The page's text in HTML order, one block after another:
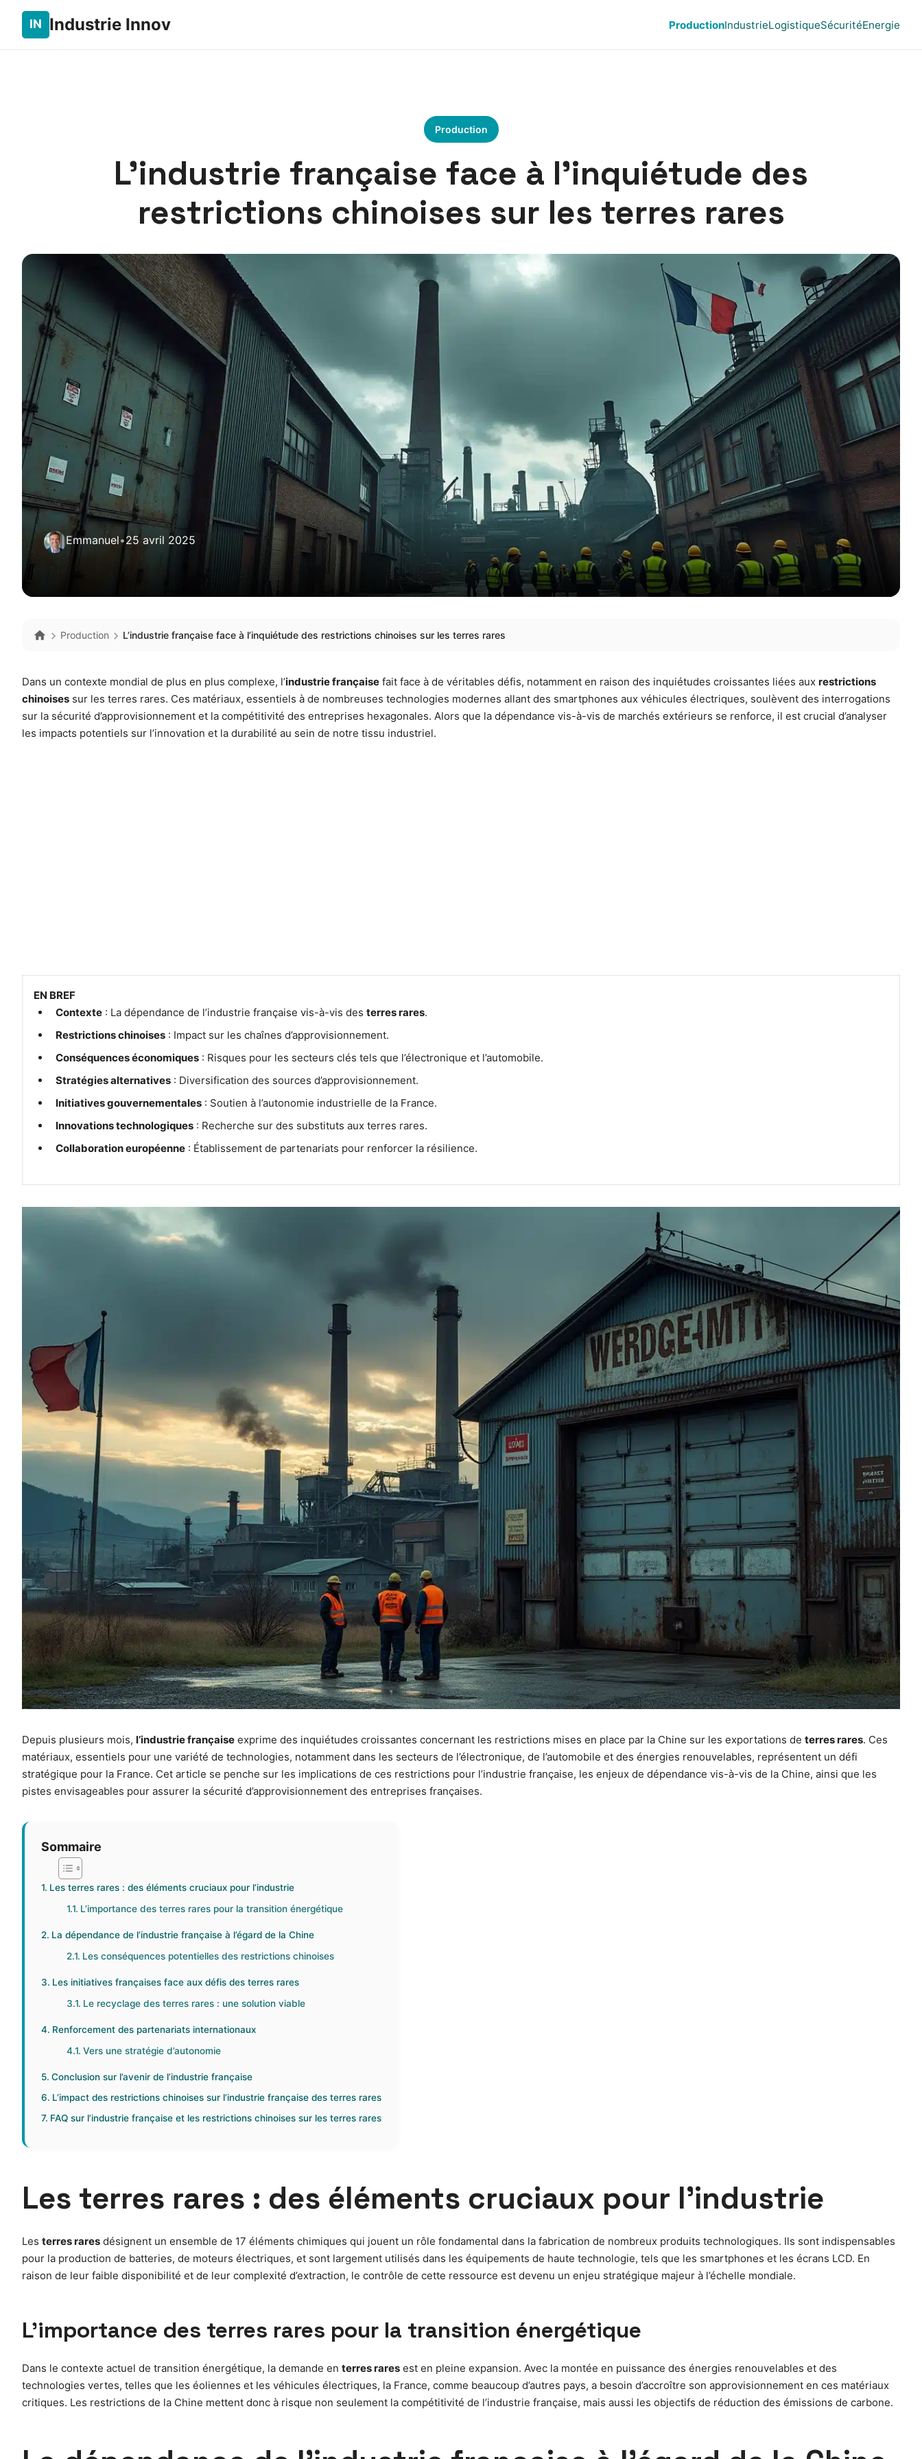
Industrie Innov ProductionIndustrieLogistiqueSécuritéEnergie
Production
L’industrie française face à l’inquiétude des
restrictions chinoises sur les terres rares
Emmanuel•25 avril 2025
Production L’industrie française face à l’inquiétude des restrictions chinoises sur les terres rares
Dans un contexte mondial de plus en plus complexe, l’industrie française fait face à de véritables défis, notamment en raison des inquiétudes croissantes liées aux restrictions
chinoises sur les terres rares. Ces matériaux, essentiels à de nombreuses technologies modernes allant des smartphones aux véhicules électriques, soulèvent des interrogations
sur la sécurité d’approvisionnement et la compétitivité des entreprises hexagonales. Alors que la dépendance vis-à-vis de marchés extérieurs se renforce, il est crucial d’analyser
les impacts potentiels sur l’innovation et la durabilité au sein de notre tissu industriel.
EN BREF
Contexte : La dépendance de l’industrie française vis-à-vis des terres rares.
Restrictions chinoises : Impact sur les chaînes d’approvisionnement.
Conséquences économiques : Risques pour les secteurs clés tels que l’électronique et l’automobile.
Stratégies alternatives : Diversification des sources d’approvisionnement.
Initiatives gouvernementales : Soutien à l’autonomie industrielle de la France.
Innovations technologiques : Recherche sur des substituts aux terres rares.
Collaboration européenne : Établissement de partenariats pour renforcer la résilience.
Depuis plusieurs mois, l’industrie française exprime des inquiétudes croissantes concernant les restrictions mises en place par la Chine sur les exportations de terres rares. Ces
matériaux, essentiels pour une variété de technologies, notamment dans les secteurs de l’électronique, de l’automobile et des énergies renouvelables, représentent un défi
stratégique pour la France. Cet article se penche sur les implications de ces restrictions pour l’industrie française, les enjeux de dépendance vis-à-vis de la Chine, ainsi que les
pistes envisageables pour assurer la sécurité d’approvisionnement des entreprises françaises.
Sommaire
Les terres rares : des éléments cruciaux pour l’industrie
L’importance des terres rares pour la transition énergétique
La dépendance de l’industrie française à l’égard de la Chine
Les conséquences potentielles des restrictions chinoises
Les initiatives françaises face aux défis des terres rares
Le recyclage des terres rares : une solution viable
Renforcement des partenariats internationaux
Vers une stratégie d’autonomie
Conclusion sur l’avenir de l’industrie française
L’impact des restrictions chinoises sur l’industrie française des terres rares
FAQ sur l’industrie française et les restrictions chinoises sur les terres rares
Les terres rares : des éléments cruciaux pour l’industrie
Les terres rares désignent un ensemble de 17 éléments chimiques qui jouent un rôle fondamental dans la fabrication de nombreux produits technologiques. Ils sont indispensables
pour la production de batteries, de moteurs électriques, et sont largement utilisés dans les équipements de haute technologie, tels que les smartphones et les écrans LCD. En
raison de leur faible disponibilité et de leur complexité d’extraction, le contrôle de cette ressource est devenu un enjeu stratégique majeur à l’échelle mondiale.
L’importance des terres rares pour la transition énergétique
Dans le contexte actuel de transition énergétique, la demande en terres rares est en pleine expansion. Avec la montée en puissance des énergies renouvelables et des
technologies vertes, telles que les éoliennes et les véhicules électriques, la France, comme beaucoup d’autres pays, a besoin d’accroître son approvisionnement en ces matériaux
critiques. Les restrictions de la Chine mettent donc à risque non seulement la compétitivité de l’industrie française, mais aussi les objectifs de réduction des émissions de carbone.